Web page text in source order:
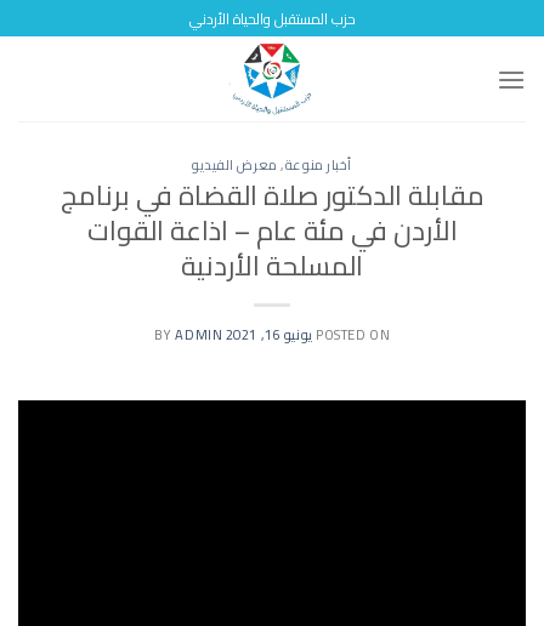
to
content
حزب المستقبل والحياة الأردني
أخبار منوعة,معرض الفيديو
مقابلة الدكتور صلاة القضاة في برنامج
الأردن في مئة عام – اذاعة القوات
المسلحة الأردنية
POSTED ON يونيو 16, 2021 ADMIN